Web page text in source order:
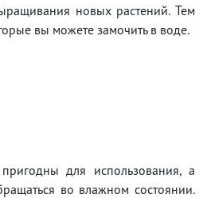
новых растений. Тем
вы можете замочить в воде.
для использования, а
во влажном состоянии.